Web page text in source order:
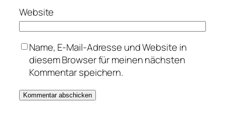
Website
Name, E-Mail-Adresse und Website in
diesem Browser für meinen nächsten
Kommentar speichern.